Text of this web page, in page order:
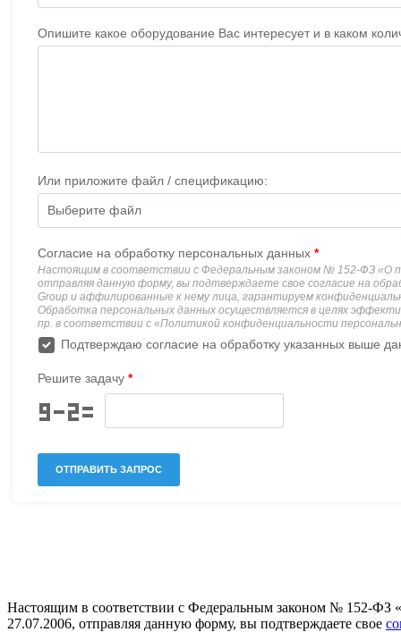
Настоящим в соответствии с Федеральным законом № 152-ФЗ
27.07.2006, отправляя данную форму, вы подтверждаете свое